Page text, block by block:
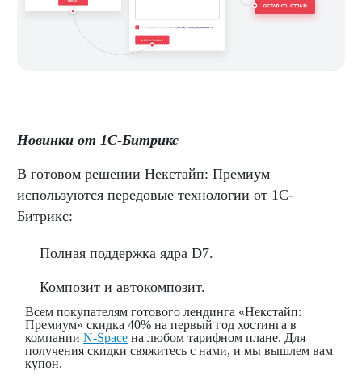
Новинки от 1С-Битрикс
В готовом решении Некстайп: Премиум
используются передовые технологии от 1С-
Битрикс:
Полная поддержка ядра D7.
Композит и автокомпозит.
Всем покупателям готового лендинга «Некстайп:
Премиум» скидка 40% на первый год хостинга в
компании N-Space на любом тарифном плане. Для
получения скидки свяжитесь с нами, и мы вышлем вам
купон.